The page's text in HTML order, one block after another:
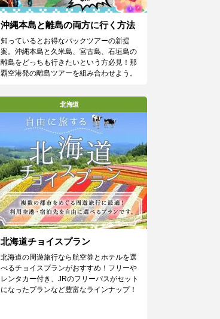
沖縄本島と離島の両方に行く方法
知っているとお得なパックツアーの新提
案。沖縄本島と久米島、宮古島、石垣島の
離島をどっちも行きたいという方必見！那
覇空港発の離島ツアーを組み合わせよう。
北海道
北海道チョイスプラン
北海道の周遊旅行なら航空券とホテルを選
べるチョイスプランがおすすめ！フリーや
レンタカー付き、JRのフリーパスがセット
になったプランなど豊富なラインナップ！